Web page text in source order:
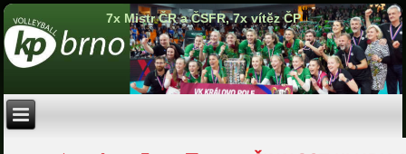
7x Mistr ČR a ČSFR, 7x vítěz ČP